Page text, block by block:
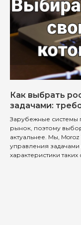
Как выбрать
задачами:
Зарубежные системы
рынок, поэтому
актуальнее. Мы,
управления
характеристики таких